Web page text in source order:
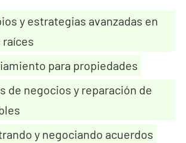
y estrategias avanzadas en
para propiedades
de negocios y reparación de
y negociando acuerdos